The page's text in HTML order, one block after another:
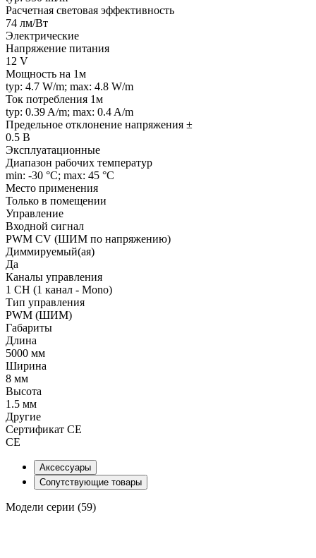
Расчетная световая эффективность
74 лм/Вт
Электрические
Напряжение питания
12 V
Мощность на 1м
typ: 4.7 W/m; max: 4.8 W/m
Ток потребления 1м
typ: 0.39 A/m; max: 0.4 A/m
Предельное отклонение напряжения ±
0.5 В
Эксплуатационные
Диапазон рабочих температур
min: -30 °C; max: 45 °C
Место применения
Только в помещении
Управление
Входной сигнал
PWM СV (ШИМ по напряжению)
Диммируемый(ая)
Да
Каналы управления
1 CH (1 канал - Mono)
Тип управления
PWM (ШИМ)
Габариты
Длина
5000 мм
Ширина
8 мм
Высота
1.5 мм
Другие
Сертификат CE
CE
Аксессуары
Сопутствующие товары
Модели серии (59)